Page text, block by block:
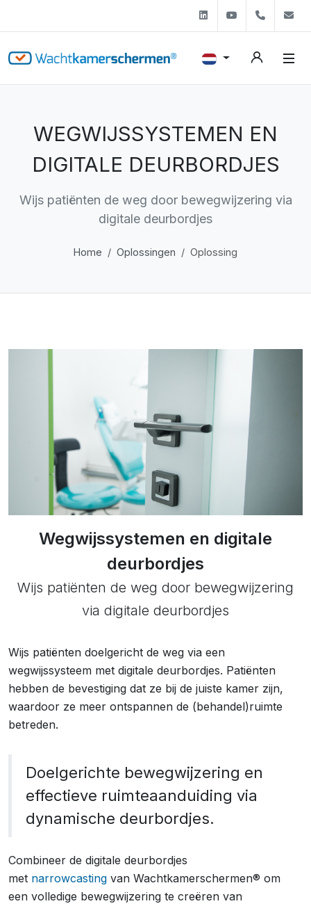
LinkedinYoutube+31
WEGWIJSSYSTEMEN EN
DIGITALE DEURBORDJES
Wijs patiënten de weg door bewegwijzering via
digitale deurbordjes
Home Oplossingen Oplossing
Wegwijssystemen en digitale
deurbordjes
Wijs patiënten de weg door bewegwijzering
via digitale deurbordjes
Wijs patiënten doelgericht de weg via een
wegwijssysteem met digitale deurbordjes. Patiënten
hebben de bevestiging dat ze bij de juiste kamer zijn,
waardoor ze meer ontspannen de (behandel)ruimte
betreden.
Doelgerichte bewegwijzering en
effectieve ruimteaanduiding via
dynamische deurbordjes.
Combineer de digitale deurbordjes
met narrowcasting van Wachtkamerschermen® om
een volledige bewegwijzering te creëren van